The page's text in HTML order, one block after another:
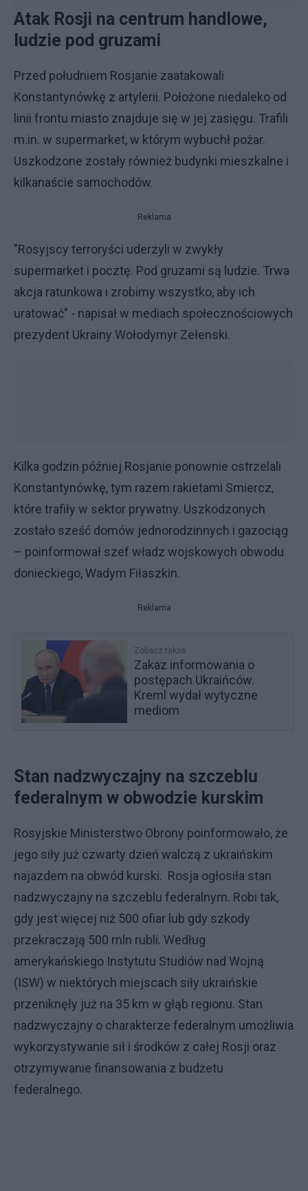
Atak Rosji na centrum handlowe,
ludzie pod gruzami
Przed południem Rosjanie zaatakowali
Konstantynówkę z artylerii. Położone niedaleko od
linii frontu miasto znajduje się w jej zasięgu. Trafili
m.in. w supermarket, w którym wybuchł pożar.
Uszkodzone zostały również budynki mieszkalne i
kilkanaście samochodów.
Reklama
"Rosyjscy terroryści uderzyli w zwykły
supermarket i pocztę. Pod gruzami są ludzie. Trwa
akcja ratunkowa i zrobimy wszystko, aby ich
uratować" - napisał w mediach społecznościowych
prezydent Ukrainy Wołodymyr Zełenski.
Kilka godzin później Rosjanie ponownie ostrzelali
Konstantynówkę, tym razem rakietami Smiercz,
które trafiły w sektor prywatny. Uszkodzonych
zostało sześć domów jednorodzinnych i gazociąg
– poinformował szef władz wojskowych obwodu
donieckiego, Wadym Fiłaszkin.
Reklama
Zobacz także
Zakaz informowania o
postępach Ukraińców.
Kreml wydał wytyczne
mediom
Stan nadzwyczajny na szczeblu
federalnym w obwodzie kurskim
Rosyjskie Ministerstwo Obrony poinformowało, że
jego siły już czwarty dzień walczą z ukraińskim
najazdem na obwód kurski. Rosja ogłosiła stan
nadzwyczajny na szczeblu federalnym. Robi tak,
gdy jest więcej niż 500 ofiar lub gdy szkody
przekraczają 500 mln rubli. Według
amerykańskiego Instytutu Studiów nad Wojną
(ISW) w niektórych miejscach siły ukraińskie
przeniknęły już na 35 km w głąb regionu. Stan
nadzwyczajny o charakterze federalnym umożliwia
wykorzystywanie sił i środków z całej Rosji oraz
otrzymywanie finansowania z budżetu
federalnego.